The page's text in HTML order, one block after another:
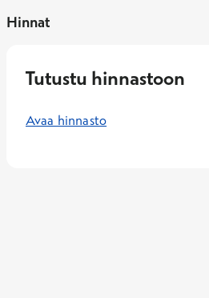
Hinnat
Tutustu hinnastoon
Avaa hinnasto